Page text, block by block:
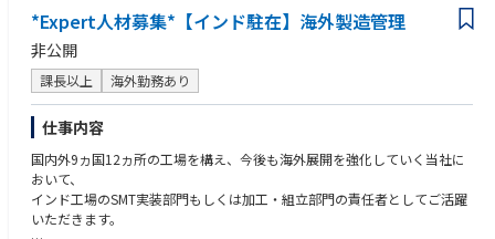
*Expert人材募集*【インド駐在】海外製造管理
非公開
課長以上 海外勤務あり
仕事内容
国内外9ヵ国12ヵ所の工場を構え、今後も海外展開を強化していく当社に
おいて、
インド⼯場のSMT実装部⾨もしくは加⼯・組⽴部⾨の責任者としてご活躍
いただきます。